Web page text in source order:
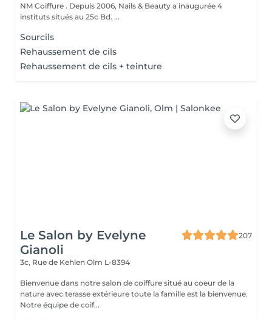
NM Coiffure . Depuis 2006, Nails & Beauty a inaugurée 4
instituts situés au 25c Bd. ...
Sourcils
Rehaussement de cils
Rehaussement de cils + teinture
Le Salon by Evelyne
Gianoli
207
3c, Rue de Kehlen Olm L-8394
Bienvenue dans notre salon de coiffure situé au coeur de la
nature avec terasse extérieure toute la famille est la bienvenue.
Notre équipe de coif...